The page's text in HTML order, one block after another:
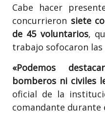
Cabe hacer
concurrieron siete
de 45 voluntarios,
trabajo sofocaron las
«Podemos
bomberos ni civiles
oficial de la
comandante durante